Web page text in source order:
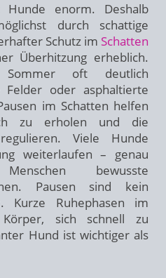
Hunde enorm. Deshalb
durch schattige
Schutz im Schatten
Überhitzung erheblich.
oft deutlich
oder asphaltierte
im Schatten helfen
zu erholen und die
Viele Hunde
weiterlaufen – genau
bewusste
Pausen sind kein
Kurze Ruhephasen im
sich schnell zu
Hund ist wichtiger als